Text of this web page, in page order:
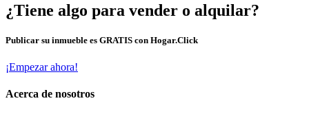
¿Tiene algo para vender o alquilar?
Publicar su inmueble es GRATIS con Hogar.Click
¡Empezar ahora!
Acerca de nosotros